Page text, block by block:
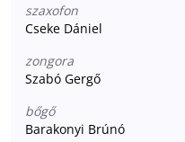
szaxofon
Cseke Dániel
zongora
Szabó Gergő
bőgő
Barakonyi Brúnó